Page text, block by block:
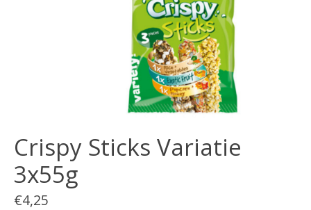
Crispy Sticks Variatie
3x55g
€4,25